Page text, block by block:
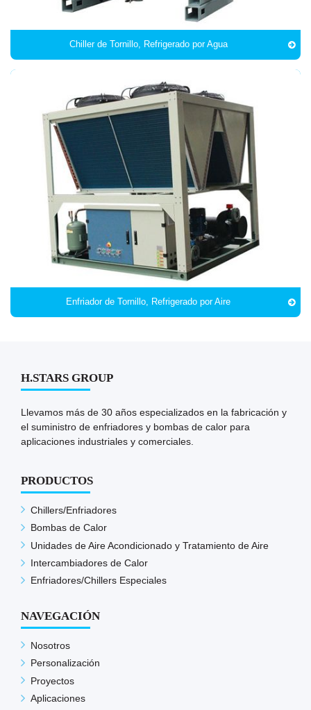
Chiller de Tornillo, Refrigerado por Agua
Enfriador de Tornillo, Refrigerado por Aire
H.STARS GROUP
Llevamos más de 30 años especializados en la fabricación y
el suministro de enfriadores y bombas de calor para
aplicaciones industriales y comerciales.
PRODUCTOS
Chillers/Enfriadores
Bombas de Calor
Unidades de Aire Acondicionado y Tratamiento de Aire
Intercambiadores de Calor
Enfriadores/Chillers Especiales
NAVEGACIÓN
Nosotros
Personalización
Proyectos
Aplicaciones